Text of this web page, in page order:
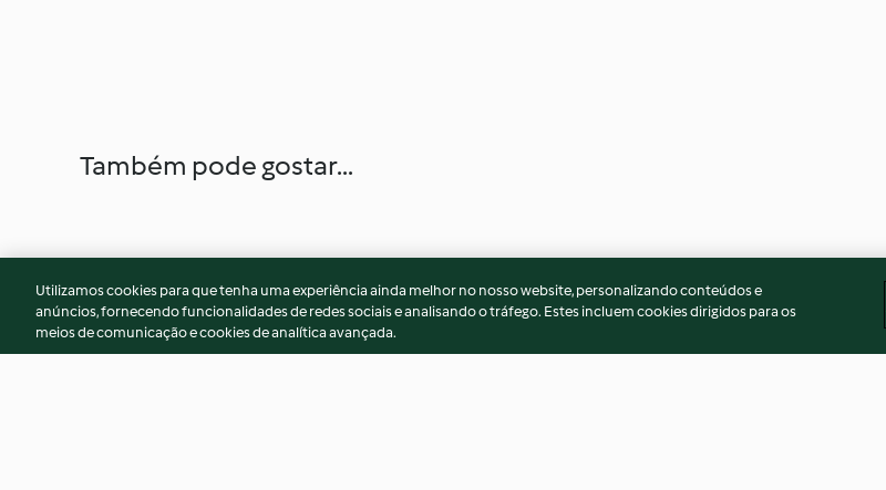
Também pode gostar...
Utilizamos cookies para que tenha uma experiência ainda melhor no nosso website, personalizando conteúdos e
anúncios, fornecendo funcionalidades de redes sociais e analisando o tráfego. Estes incluem cookies dirigidos para os
meios de comunicação e cookies de analítica avançada.